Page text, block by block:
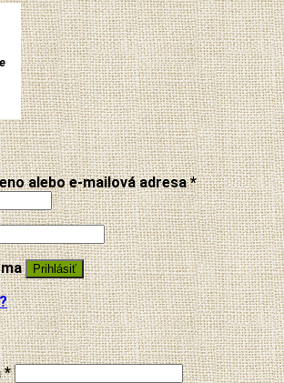
alebo e-mailová adresa*
Prihlásiť
*